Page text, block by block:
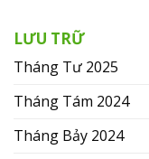
LƯU TRỮ
Tháng Tư 2025
Tháng Tám 2024
Tháng Bảy 2024